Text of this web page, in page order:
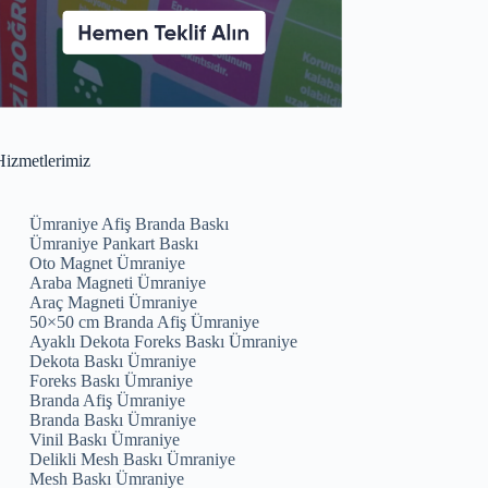
Ümraniye Afiş Branda Baskı
Ümraniye Pankart Baskı
Oto Magnet Ümraniye
Araba Magneti Ümraniye
Araç Magneti Ümraniye
50×50 cm Branda Afiş Ümraniye
Ayaklı Dekota Foreks Baskı Ümraniye
Dekota Baskı Ümraniye
Foreks Baskı Ümraniye
Branda Afiş Ümraniye
Branda Baskı Ümraniye
Vinil Baskı Ümraniye
Delikli Mesh Baskı Ümraniye
Mesh Baskı Ümraniye